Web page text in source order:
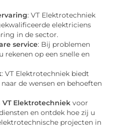
: VT Elektrotechniek
elektriciens
in de sector.
service: Bij problemen
rekenen op een snelle en
: VT Elektrotechniek biedt
de wensen en behoeften
Elektrotechniek voor
en ontdek hoe zij u
projecten in